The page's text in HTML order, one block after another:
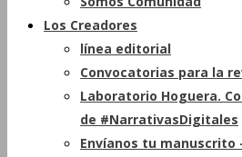
Los Creadores
línea editorial
Convocatorias para la
Laboratorio Hoguera.
de #NarrativasDigitales
Envíanos tu